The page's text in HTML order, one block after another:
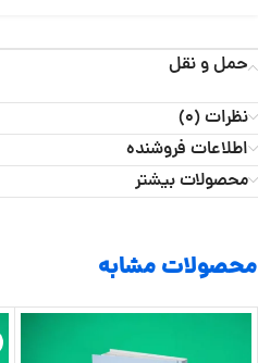
حمل و نقل
نظرات (0)
اطلاعات فروشنده
محصولات بیشتر
محصولات مشابه